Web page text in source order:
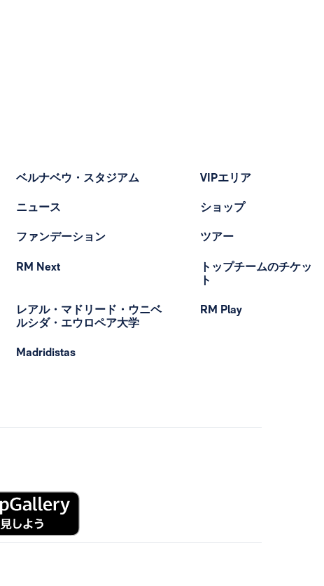
ベルナベウ・スタジアム
ニュース
ファンデーション
RM Next
レアル・マドリード・ウニベ
ルシダ・エウロペア大学
Madridistas
VIPエリア
ショップ
ツアー
トップチームのチケッ
ト
RM Play